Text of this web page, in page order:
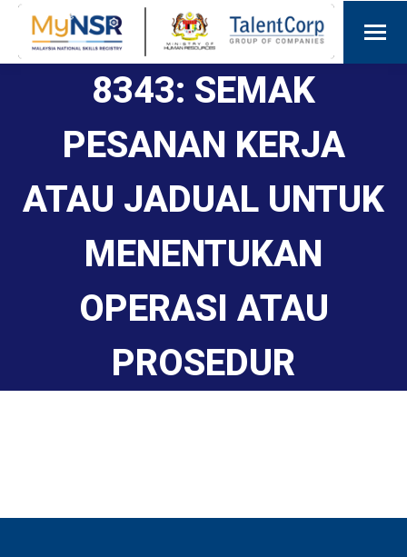
8343: SEMAK
PESANAN KERJA
ATAU JADUAL UNTUK
MENENTUKAN
OPERASI ATAU
PROSEDUR